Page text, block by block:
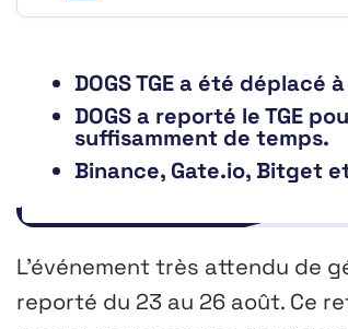
DOGS TGE a été déplacé
DOGS a reporté le TGE
suffisamment de temps.
Binance, Gate.io, Bitget
L’événement très attendu de
reporté du 23 au 26 août. Ce